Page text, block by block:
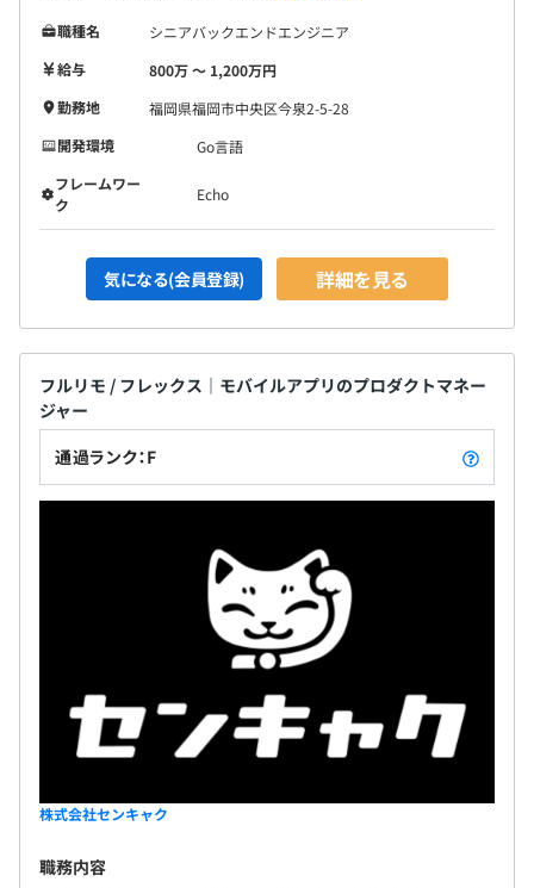
職種名
シニアバックエンドエンジニア
給与
800万 〜 1,200万円
勤務地
福岡県福岡市中央区今泉2-5-28
開発環境
Go言語
フレームワー
ク
Echo
気になる(会員登録) 詳細を見る
フルリモ / フレックス｜モバイルアプリのプロダクトマネー
ジャー
通過ランク：F
株式会社センキャク
職務内容